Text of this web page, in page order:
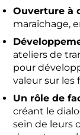
Ouverture à
maraîchage,
ateliers de
pour
valeur sur les
Un rôle de
créant le
sein de leurs